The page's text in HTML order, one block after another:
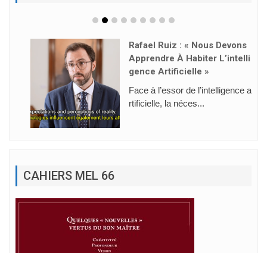
Rafael Ruiz : « Nous Devons
Apprendre À Habiter L’intelli
Gence Artificielle »
Face à l’essor de l’intelligence a
rtificielle, la néces...
CAHIERS MEL 66